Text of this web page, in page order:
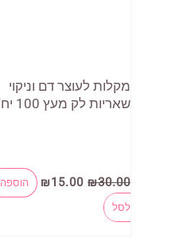
מקלות לעוצר דם וניקוי
שאריות לק מעץ 100 יח'
₪30.00
המחיר
המקורי
₪15.00
המחיר
הנוכחי
הוספה
לסל